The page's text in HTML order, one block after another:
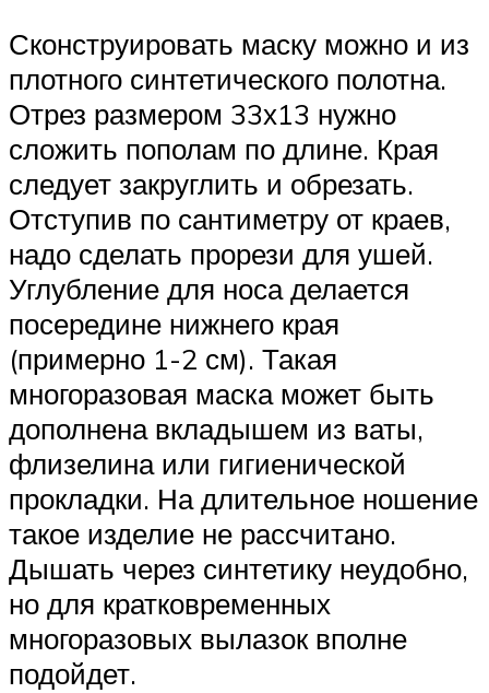
Сконструировать маску можно и из
плотного синтетического полотна.
Отрез размером 33х13 нужно
сложить пополам по длине. Края
следует закруглить и обрезать.
Отступив по сантиметру от краев,
надо сделать прорези для ушей.
Углубление для носа делается
посередине нижнего края
(примерно 1-2 см). Такая
многоразовая маска может быть
дополнена вкладышем из ваты,
флизелина или гигиенической
прокладки. На длительное ношение
такое изделие не рассчитано.
Дышать через синтетику неудобно,
но для кратковременных
многоразовых вылазок вполне
подойдет.